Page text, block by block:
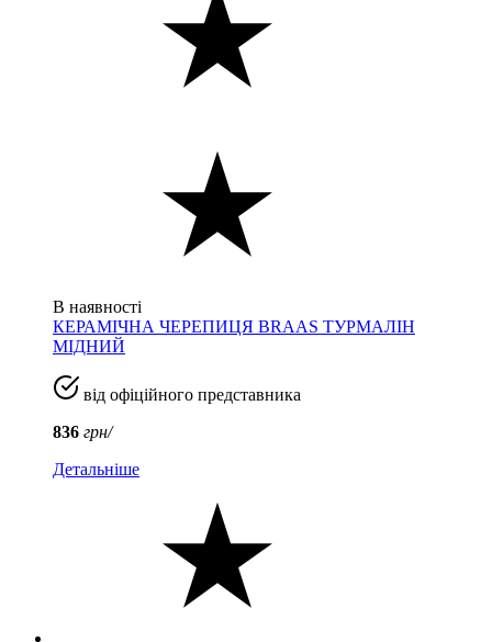
В наявності
КЕРАМІЧНА ЧЕРЕПИЦЯ BRAAS ТУРМАЛІН
МІДНИЙ
від офіційного представника
836 грн/
Детальніше